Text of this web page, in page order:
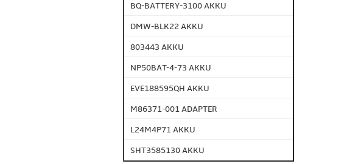
BQ-BATTERY-3100 AKKU
DMW-BLK22 AKKU
803443 AKKU
NP50BAT-4-73 AKKU
EVE188595QH AKKU
M86371-001 ADAPTER
L24M4P71 AKKU
SHT3585130 AKKU